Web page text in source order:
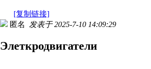
[复制链接]
匿名 发表于 2025-7-10 14:09:29
Элеткродвигатели